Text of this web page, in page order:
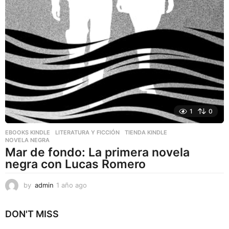
1 0
EBOOKS KINDLE ,LITERATURA Y FICCIÓN ,TIENDA KINDLE
NOVELA NEGRA
Mar de fondo: La primera novela
negra con Lucas Romero
by admin 1 año ago
DON'T MISS